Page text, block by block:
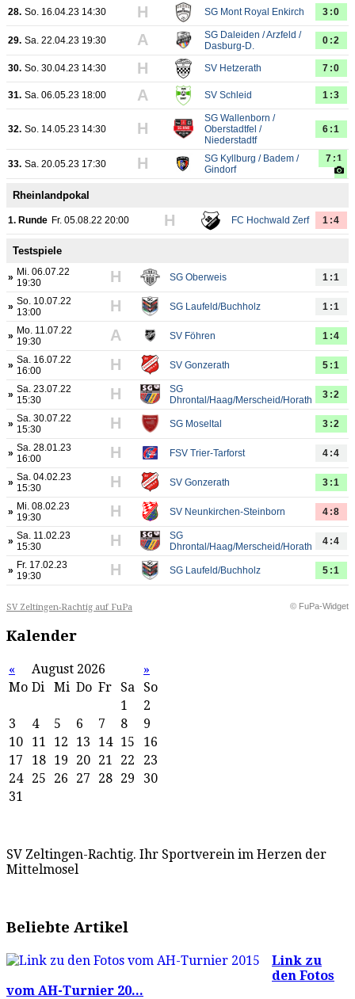
28. So. 16.04.23 14:30 H SG Mont Royal Enkirch 3:0
29. Sa. 22.04.23 19:30 A
SG Daleiden / Arzfeld /
Dasburg-D.
0:2
30. So. 30.04.23 14:30 H SV Hetzerath 7:0
31. Sa. 06.05.23 18:00 A SV Schleid 1:3
32. So. 14.05.23 14:30 H
SG Wallenborn /
Oberstadtfel /
Niederstadtf
6:1
33. Sa. 20.05.23 17:30 H
SG Kyllburg / Badem /
Gindorf
7:1
Rheinlandpokal
1. Runde Fr. 05.08.22 20:00 H FC Hochwald Zerf 1:4
Testspiele
» Mi. 06.07.22
19:30
H SG Oberweis 1:1
» So. 10.07.22
13:00
H SG Laufeld/Buchholz 1:1
» Mo. 11.07.22
19:30
A SV Föhren 1:4
» Sa. 16.07.22
16:00
H SV Gonzerath 5:1
» Sa. 23.07.22
15:30
H
SG
Dhrontal/Haag/Merscheid/Horath
3:2
» Sa. 30.07.22
15:30
H SG Moseltal 3:2
» Sa. 28.01.23
16:00
H FSV Trier-Tarforst 4:4
» Sa. 04.02.23
15:30
H SV Gonzerath 3:1
» Mi. 08.02.23
19:30
H SV Neunkirchen-Steinborn 4:8
» Sa. 11.02.23
15:30
H
SG
Dhrontal/Haag/Merscheid/Horath
4:4
» Fr. 17.02.23
19:30
H SG Laufeld/Buchholz 5:1
© FuPa-Widget
SV Zeltingen-Rachtig auf FuPa
Kalender
« August 2026
»
Mo Di Mi Do Fr Sa
So
1
2
3
4 5 6 7 8
9
10
11 12 13 14 15
16
17
18 19 20 21 22
23
24
25 26 27 28 29
30
31
SV Zeltingen-Rachtig. Ihr Sportverein im Herzen der
Mittelmosel
Beliebte Artikel
Link zu
den Fotos
vom AH-Turnier 20...